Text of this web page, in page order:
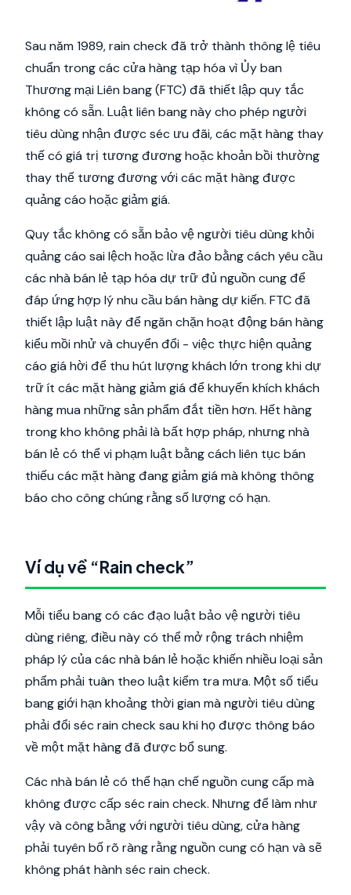
Sau năm 1989, rain check đã trở thành thông lệ tiêu
chuẩn trong các cửa hàng tạp hóa vì Ủy ban
Thương mại Liên bang (FTC) đã thiết lập quy tắc
không có sẵn. Luật liên bang này cho phép người
tiêu dùng nhận được séc ưu đãi, các mặt hàng thay
thế có giá trị tương đương hoặc khoản bồi thường
thay thế tương đương với các mặt hàng được
quảng cáo hoặc giảm giá.
Quy tắc không có sẵn bảo vệ người tiêu dùng khỏi
quảng cáo sai lệch hoặc lừa đảo bằng cách yêu cầu
các nhà bán lẻ tạp hóa dự trữ đủ nguồn cung để
đáp ứng hợp lý nhu cầu bán hàng dự kiến. FTC đã
thiết lập luật này để ngăn chặn hoạt động bán hàng
kiểu mồi nhử và chuyển đổi - việc thực hiện quảng
cáo giá hời để thu hút lượng khách lớn trong khi dự
trữ ít các mặt hàng giảm giá để khuyến khích khách
hàng mua những sản phẩm đắt tiền hơn. Hết hàng
trong kho không phải là bất hợp pháp, nhưng nhà
bán lẻ có thể vi phạm luật bằng cách liên tục bán
thiếu các mặt hàng đang giảm giá mà không thông
báo cho công chúng rằng số lượng có hạn.
Ví dụ về “Rain check”
Mỗi tiểu bang có các đạo luật bảo vệ người tiêu
dùng riêng, điều này có thể mở rộng trách nhiệm
pháp lý của các nhà bán lẻ hoặc khiến nhiều loại sản
phẩm phải tuân theo luật kiểm tra mưa. Một số tiểu
bang giới hạn khoảng thời gian mà người tiêu dùng
phải đổi séc rain check sau khi họ được thông báo
về một mặt hàng đã được bổ sung.
Các nhà bán lẻ có thể hạn chế nguồn cung cấp mà
không được cấp séc rain check. Nhưng để làm như
vậy và công bằng với người tiêu dùng, cửa hàng
phải tuyên bố rõ ràng rằng nguồn cung có hạn và sẽ
không phát hành séc rain check.